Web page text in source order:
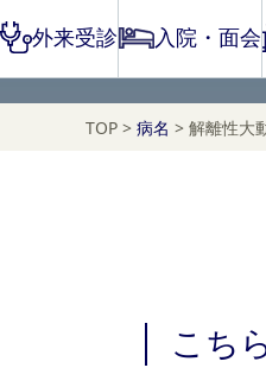
外来受診 入院・面会
TOP > 病名 > 解離性大
こち